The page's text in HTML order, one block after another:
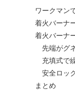
ワークマン
着火バーナ
着火バーナ
先端がグ
充填式で
安全ロッ
まとめ